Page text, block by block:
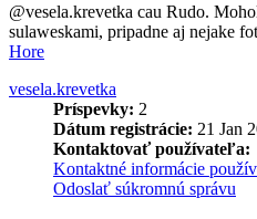
@vesela.krevetka cau Rudo.
sulaweskami, pripadne aj nejake
Hore
vesela.krevetka
Príspevky: 2
Dátum registrácie: 21 Jan
Kontaktovať používateľa:
Kontaktné informácie
Odoslať súkromnú správu